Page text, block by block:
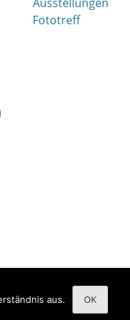
Fototreff
aus. OK